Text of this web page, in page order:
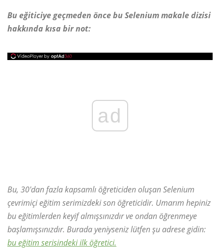
Bu eğiticiye geçmeden önce bu Selenium makale dizisi
hakkında kısa bir not:
ad
Bu, 30'dan fazla kapsamlı öğreticiden oluşan Selenium
çevrimiçi eğitim serimizdeki son öğreticidir. Umarım hepiniz
bu eğitimlerden keyif almışsınızdır ve ondan öğrenmeye
başlamışsınızdır. Burada yeniyseniz lütfen şu adrese gidin:
bu eğitim serisindeki ilk öğretici.